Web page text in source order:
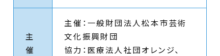
主
催
主催：一般財団法人松本市芸術
文化振興財団
協力：医療法人社団オレンジ、